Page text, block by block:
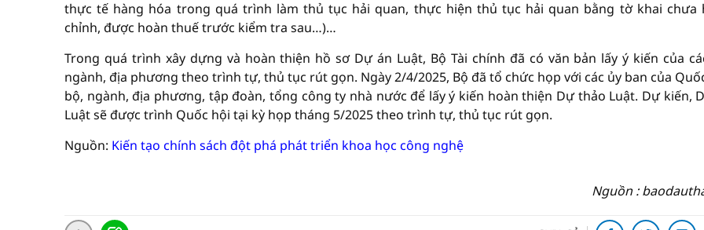
thực tế hàng hóa trong quá trình làm thủ tục hải quan, thực hiện thủ tục hải quan bằng tờ khai chưa
chỉnh, được hoàn thuế trước kiểm tra sau…)…
Trong quá trình xây dựng và hoàn thiện hồ sơ Dự án Luật, Bộ Tài chính đã có văn bản lấy ý kiến của
ngành, địa phương theo trình tự, thủ tục rút gọn. Ngày 2/4/2025, Bộ đã tổ chức họp với các ủy ban của
bộ, ngành, địa phương, tập đoàn, tổng công ty nhà nước để lấy ý kiến hoàn thiện Dự thảo Luật. Dự kiến,
Luật sẽ được trình Quốc hội tại kỳ họp tháng 5/2025 theo trình tự, thủ tục rút gọn.
Nguồn: Kiến tạo chính sách đột phá phát triển khoa học công nghệ
Nguồn :